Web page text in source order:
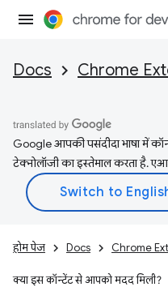
Docs Chrome
Google आपकी पसंदीदा भाषा में
टेक्नोलॉजी का इस्तेमाल करता है.
होम पेज Docs Chrome
क्या इस कॉन्टेंट से आपको मदद मिली?